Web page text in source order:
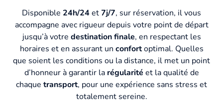
Disponible 24h/24et7j/7, sur réservation, il vous
accompagne avec rigueur depuis votre point de départ
jusqu’à votre destination finale, en respectant les
horaires et en assurant un confortoptimal. Quelles
que soient les conditions ou la distance, il met un point
d’honneur à garantir la régularité et la qualité de
chaque transport, pour une expérience sans stress et
totalement sereine.